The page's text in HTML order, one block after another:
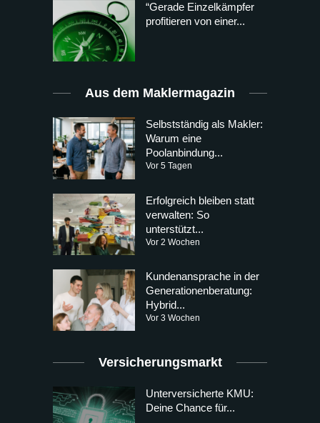
“Gerade Einzelkämpfer
profitieren von einer...
Aus dem Maklermagazin
Selbstständig als Makler:
Warum eine
Poolanbindung...
Vor 5 Tagen
Erfolgreich bleiben statt
verwalten: So
unterstützt...
Vor 2 Wochen
Kundenansprache in der
Generationenberatung:
Hybrid...
Vor 3 Wochen
Versicherungsmarkt
Unterversicherte KMU:
Deine Chance für...